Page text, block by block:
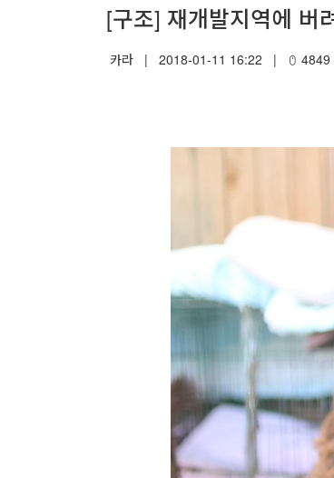
[구조] 재개발지역에 버
카라 | 2018-01-11 16:22 | 4849